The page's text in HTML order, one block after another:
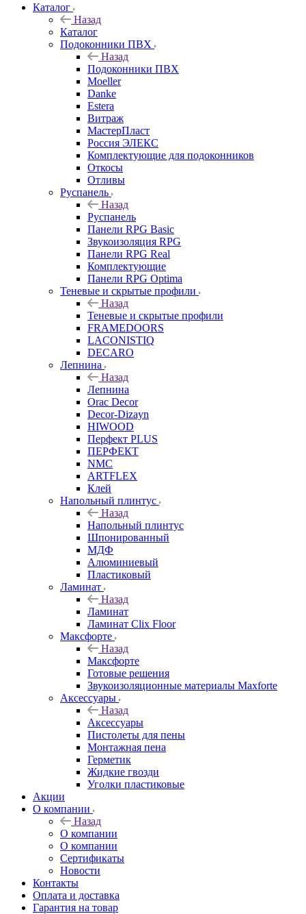
Каталог
Назад
Каталог
Подоконники ПВХ
Назад
Подоконники ПВХ
Moeller
Danke
Estera
Витраж
МастерПласт
Россия ЭЛЕКС
Комплектующие для подоконников
Откосы
Отливы
Руспанель
Назад
Руспанель
Панели RPG Basic
Звукоизоляция RPG
Панели RPG Real
Комплектующие
Панели RPG Optima
Теневые и скрытые профили
Назад
Теневые и скрытые профили
FRAMEDOORS
LACONISTIQ
DECARO
Лепнина
Назад
Лепнина
Orac Decor
Decor-Dizayn
HIWOOD
Перфект PLUS
ПЕРФЕКТ
NMC
ARTFLEX
Клей
Напольный плинтус
Назад
Напольный плинтус
Шпонированный
МДФ
Алюминиевый
Пластиковый
Ламинат
Назад
Ламинат
Ламинат Clix Floor
Максфорте
Назад
Максфорте
Готовые решения
Звукоизоляционные материалы Maxforte
Аксессуары
Назад
Аксессуары
Пистолеты для пены
Монтажная пена
Герметик
Жидкие гвозди
Уголки пластиковые
Акции
О компании
Назад
О компании
О компании
Сертификаты
Новости
Контакты
Оплата и доставка
Гарантия на товар